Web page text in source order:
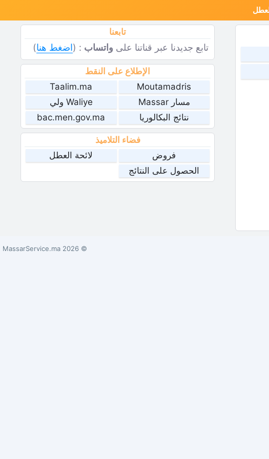
تابعنا
تابع جديدنا عبر قناتنا على واتساب : (اضغط هنا)
الإطلاع على النقط
Moutamadris
Taalim.ma
مسار Massar
Waliye ولي
نتائج البكالوريا
bac.men.gov.ma
فضاء التلاميذ
فروض
لائحة العطل
الحصول على النتائج
© 2026 MassarService.ma